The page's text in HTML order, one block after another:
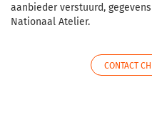
aanbieder verstuurd,
Nationaal Atelier.
CONTACT